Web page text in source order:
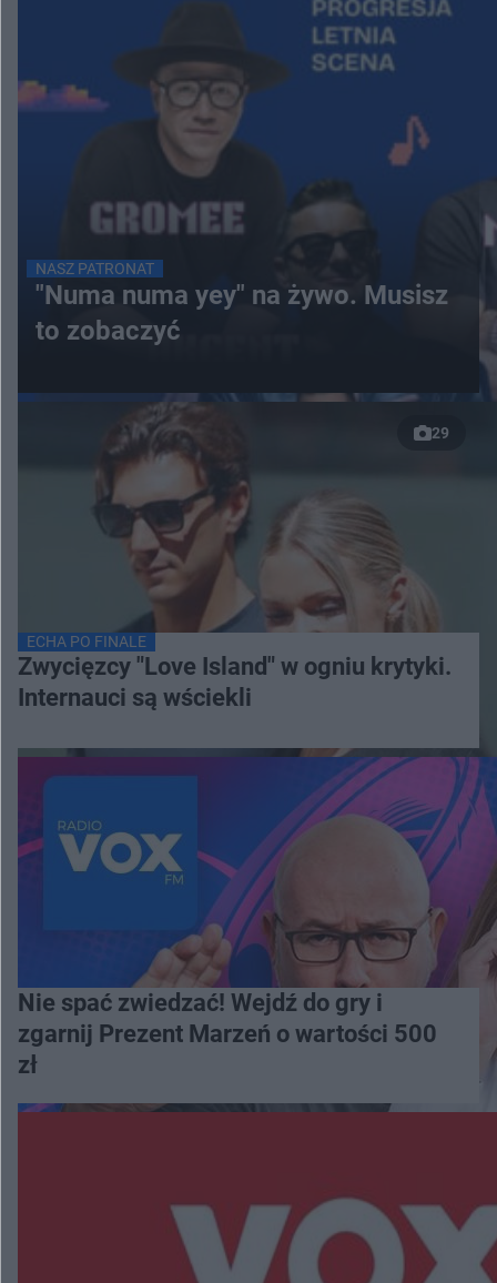
NASZ PATRONAT
"Numa numa yey" na żywo. Musisz
to zobaczyć
29
ECHA PO FINALE
Zwycięzcy "Love Island" w ogniu krytyki.
Internauci są wściekli
Nie spać zwiedzać! Wejdź do gry i
zgarnij Prezent Marzeń o wartości 500
zł